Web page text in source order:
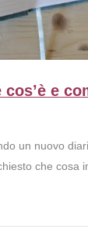
e
un nuovo
che cosa